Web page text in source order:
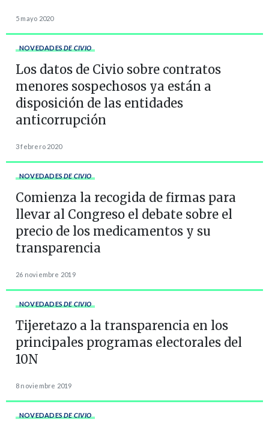
5 mayo 2020
NOVEDADES DE CIVIO
Los datos de Civio sobre contratos
menores sospechosos ya están a
disposición de las entidades
anticorrupción
3 febrero 2020
NOVEDADES DE CIVIO
Comienza la recogida de firmas para
llevar al Congreso el debate sobre el
precio de los medicamentos y su
transparencia
26 noviembre 2019
NOVEDADES DE CIVIO
Tijeretazo a la transparencia en los
principales programas electorales del
10N
8 noviembre 2019
NOVEDADES DE CIVIO